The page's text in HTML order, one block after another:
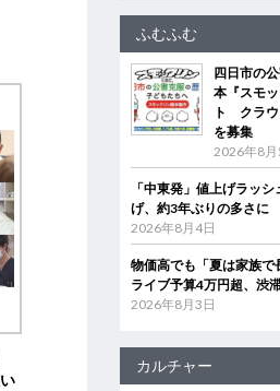
ふむふむ
四日市の
本『スモ
ト クラウ
を募集
2026年8月
「中東発」値上げラッ
げ、約3年ぶりの多さに
2026年8月4日
物価高でも「夏は家族
ライブ予算4万円超、渋
2026年8月3日
カルチャー